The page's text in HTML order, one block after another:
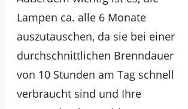
Lampen ca. alle 6 Monate
auszutauschen, da sie bei einer
durchschnittlichen Brenndauer
von 10 Stunden am Tag schnell
verbraucht sind und Ihre